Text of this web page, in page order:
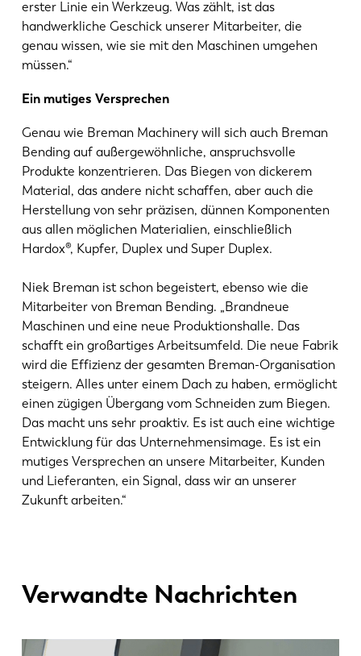
erster Linie ein Werkzeug. Was zählt, ist das
handwerkliche Geschick unserer Mitarbeiter, die
genau wissen, wie sie mit den Maschinen umgehen
müssen.“
Ein mutiges Versprechen
Genau wie Breman Machinery will sich auch Breman
Bending auf außergewöhnliche, anspruchsvolle
Produkte konzentrieren. Das Biegen von dickerem
Material, das andere nicht schaffen, aber auch die
Herstellung von sehr präzisen, dünnen Komponenten
aus allen möglichen Materialien, einschließlich
Hardox®, Kupfer, Duplex und Super Duplex.
Niek Breman ist schon begeistert, ebenso wie die
Mitarbeiter von Breman Bending. „Brandneue
Maschinen und eine neue Produktionshalle. Das
schafft ein großartiges Arbeitsumfeld. Die neue Fabrik
wird die Effizienz der gesamten Breman-Organisation
steigern. Alles unter einem Dach zu haben, ermöglicht
einen zügigen Übergang vom Schneiden zum Biegen.
Das macht uns sehr proaktiv. Es ist auch eine wichtige
Entwicklung für das Unternehmensimage. Es ist ein
mutiges Versprechen an unsere Mitarbeiter, Kunden
und Lieferanten, ein Signal, dass wir an unserer
Zukunft arbeiten.“
Verwandte Nachrichten